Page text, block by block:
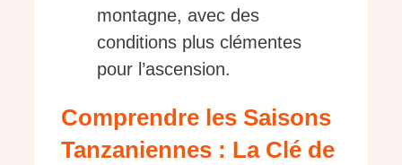
montagne, avec des
conditions plus clémentes
pour l’ascension.
Comprendre les Saisons
Tanzaniennes : La Clé de